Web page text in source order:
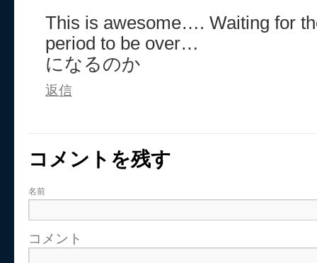
This is awesome…. Waiting for
period to be over…
になるのか
返信
コメントを残す
名前
コメント